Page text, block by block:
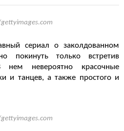
сериал о заколдованном
покинуть только встретив
невероятно красочные
и танцев, а также простого и